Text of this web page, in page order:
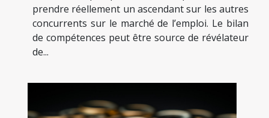
prendre réellement un ascendant sur les autres
concurrents sur le marché de l’emploi. Le bilan
de compétences peut être source de révélateur
de...